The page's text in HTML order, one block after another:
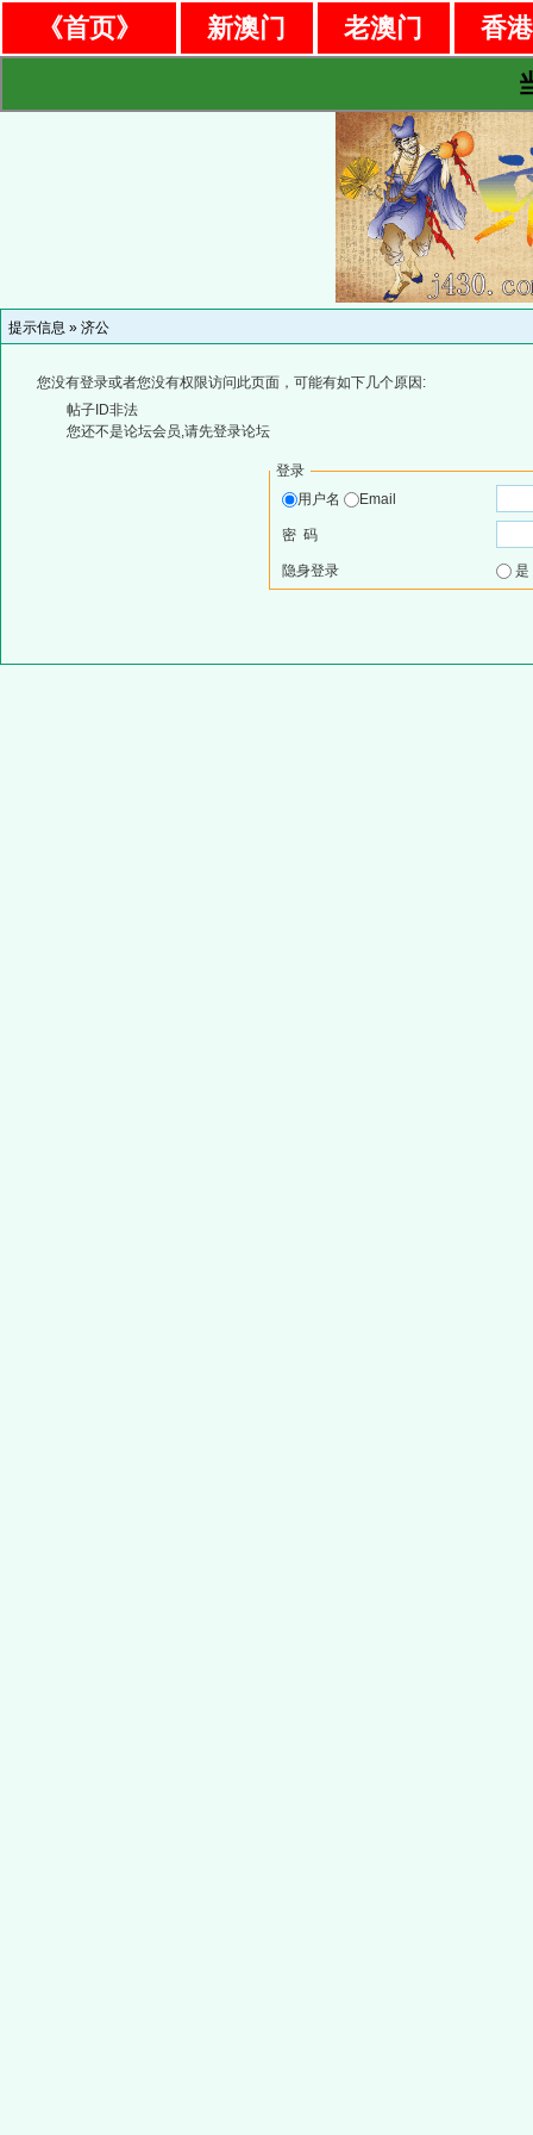
《首页》 新澳门 老澳门
香
提示信息 » 济公
您没有登录或者您没有权限访问此页面，可能有如下几个原因:
帖子ID非法
您还不是论坛会员,请先登录论坛
登录
用户名
Email
密 码
隐身登录